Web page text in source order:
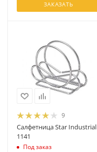
ЗАКАЗАТЬ
9
Салфетница Star Industrial
1141
Под заказ